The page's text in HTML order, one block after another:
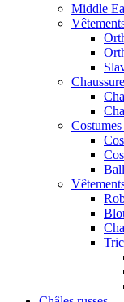
Middle